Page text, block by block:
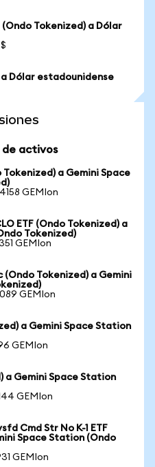
(Ondo Tokenized) a Dólar
Dólar estadounidense
de activos
a Gemini Space
GEMIon
ETF (Ondo Tokenized) a
Tokenized)
GEMIon
Tokenized) a Gemini
GEMIon
a Gemini Space Station
GEMIon
a Gemini Space Station
GEMIon
Cmd Str No K-1 ETF
Space Station (Ondo
GEMIon